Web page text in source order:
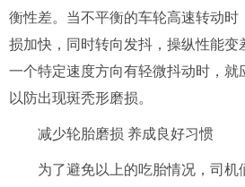
衡性差。当不平衡的车轮高速转动时
损加快，同时转向发抖，操纵性能变
一个特定速度方向有轻微抖动时，就
以防出现斑秃形磨损。
减少轮胎磨损 养成良好习惯
为了避免以上的吃胎情况，司机